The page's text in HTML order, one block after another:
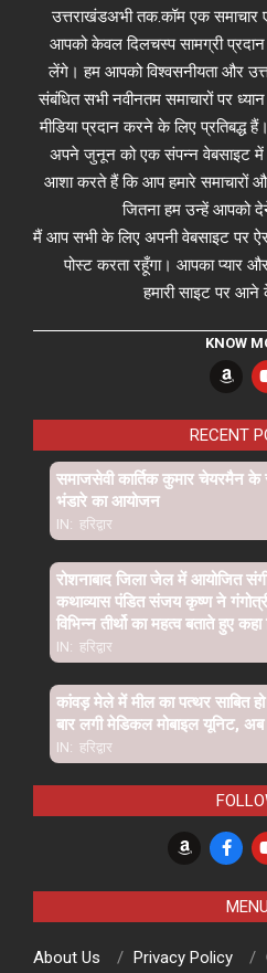
उत्तराखंडअभी तक.कॉम एक समाचार
आपको केवल दिलचस्प सामग्री
लेंगे। हम आपको विश्वसनीयता और
संबंधित सभी नवीनतम समाचारों पर
मीडिया प्रदान करने के लिए प्रतिबद्ध
अपने जुनून को एक संपन्न वेबसाइट
आशा करते हैं कि आप हमारे समाचारों
जितना हम उन्हें आपको
मैं आप सभी के लिए अपनी वेबसाइट पर
पोस्ट करता रहूँगा। आपका प्यार
हमारी साइट पर आने
KNOW
RECENT
समाजसेवी कार्तिक कुमार चेयरमैन
भंडारे का आयोजन
IN: हरिद्वार
रोशनाबाद जिला जेल में आयोजित
कथाव्यास पंडित संजय कृष्ण ने
विभिन्न तीर्थो का महत्व बताते हुए कहा
IN: हरिद्वार
कांवड़ मेले में मील का पत्थर साबित हो
बार लगी मेडिकल मोबाइल यूनिट,
IN: हरिद्वार
MENU
About Us Privacy Policy